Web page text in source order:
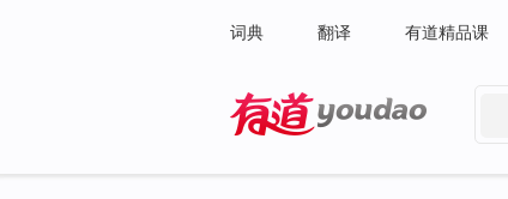
词典 翻译 有道精品课